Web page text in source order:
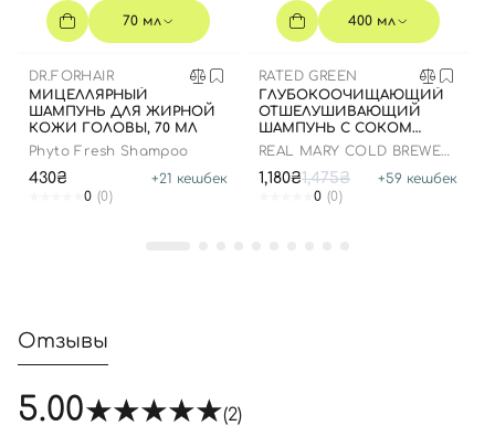
70 мл
DR.FORHAIR
МИЦЕЛЛЯРНЫЙ
ШАМПУНЬ ДЛЯ ЖИРНОЙ
КОЖИ ГОЛОВЫ, 70 МЛ
Phyto Fresh Shampoo
430₴ +21 кешбек
0 (0)
400 мл
RATED GREEN
ГЛУБОКООЧИЩАЮЩИЙ
ОТШЕЛУШИВАЮЩИЙ
ШАМПУНЬ С СОКОМ
РОЗМАРИНА, 400 МЛ
REAL MARY COLD BREWED
SCALP SHAMPOO
1,180₴1,475₴ +59 кешбек
0 (0)
Отзывы
5.00 (2)